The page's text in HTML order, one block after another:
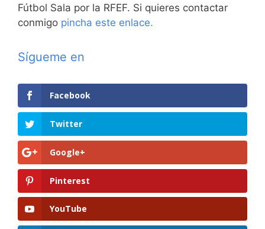
Fútbol Sala por la RFEF. Si quieres contactar
conmigo pincha este enlace.
Sígueme en
Facebook
Twitter
Google+
Pinterest
YouTube